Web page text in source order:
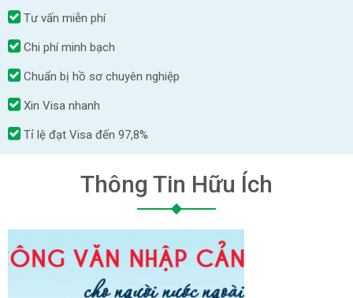
Tư vấn miễn phí
Chi phí minh bạch
Chuẩn bị hồ sơ chuyên nghiệp
Xin Visa nhanh
Tỉ lệ đạt Visa đến 97,8%
Thông Tin Hữu Ích